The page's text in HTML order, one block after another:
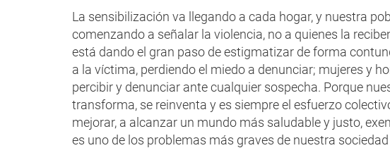
La sensibilización va llegando a cada hogar, y nuestra
comenzando a señalar la violencia, no a quienes la
está dando el gran paso de estigmatizar de forma
a la víctima, perdiendo el miedo a denunciar; mujeres y
percibir y denunciar ante cualquier sospecha. Porque
transforma, se reinventa y es siempre el esfuerzo
mejorar, a alcanzar un mundo más saludable y justo,
es uno de los problemas más graves de nuestra